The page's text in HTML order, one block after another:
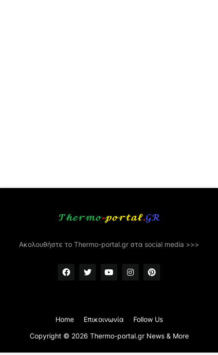
Ακολουθήστε το Thermo-portal.gr στα social media >>>
Copyright © 2026 Thermo-portal.gr News & More
Home Επικοινωνία Follow Us